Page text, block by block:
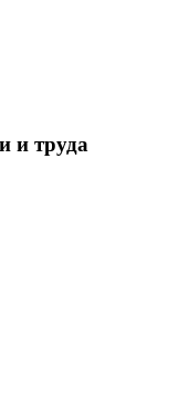
и труда